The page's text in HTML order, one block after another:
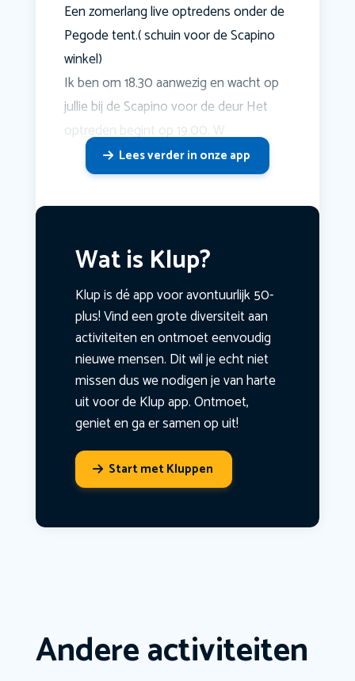
Een zomerlang live optredens onder de
Pegode tent.( schuin voor de Scapino
winkel)
Ik ben om 18.30 aanwezig en wacht op
jullie bij de Scapino voor de deur Het
optreden begint op 19.00. W
Lees verder in onze app
Wat is Klup?
Klup is dé app voor avontuurlijk 50-
plus! Vind een grote diversiteit aan
activiteiten en ontmoet eenvoudig
nieuwe mensen. Dit wil je echt niet
missen dus we nodigen je van harte
uit voor de Klup app. Ontmoet,
geniet en ga er samen op uit!
Start met Kluppen
Andere activiteiten